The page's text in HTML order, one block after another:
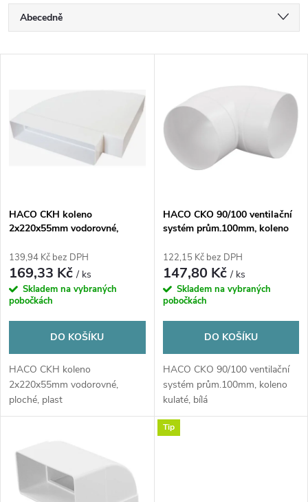
Ř
a
e
p
r
o
d
u
k
ů
Abecedně
p
s
p
r
o
d
u
k
t
ů
HACO CKH koleno
2x220x55mm vodorovné,
139,94 Kč bez DPH
169,33 Kč/ ks
Skladem na vybraných
pobočkách
DO KOŠÍKU
HACO CKH koleno
2x220x55mm vodorovné,
ploché, plast
HACO CKO 90/100 ventilační
systém prům.100mm, koleno
122,15 Kč bez DPH
147,80 Kč/ ks
Skladem na vybraných
pobočkách
DO KOŠÍKU
HACO CKO 90/100 ventilační
systém prům.100mm, koleno
kulaté, bílá
Tip